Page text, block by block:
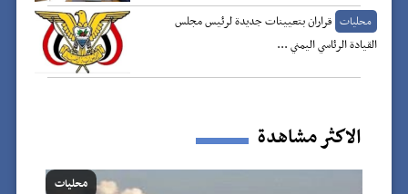
محليات قراران بتعيينات جديدة لرئيس مجلس
القيادة الرئاسي اليمني ...
الاكثر مشاهدة
محليات